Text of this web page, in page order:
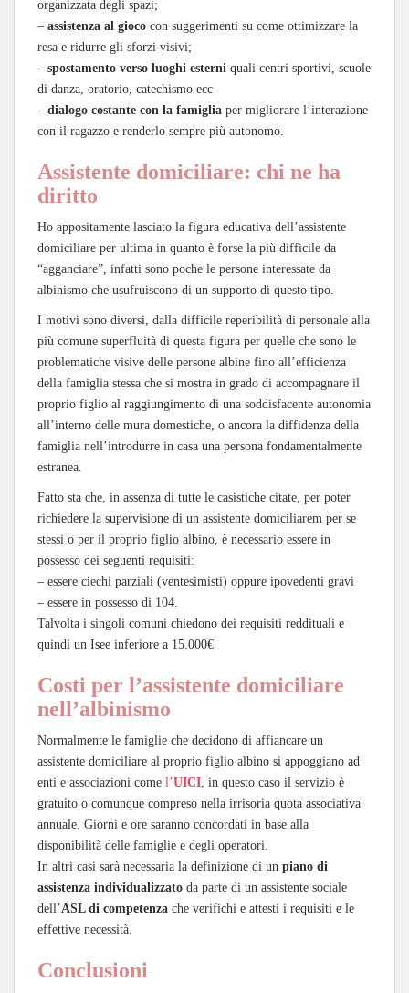
organizzata degli spazi;
– assistenza al gioco con suggerimenti su come ottimizzare la
resa e ridurre gli sforzi visivi;
– spostamento verso luoghi esterni quali centri sportivi, scuole
di danza, oratorio, catechismo ecc
– dialogo costante con la famiglia per migliorare l’interazione
con il ragazzo e renderlo sempre più autonomo.
Assistente domiciliare: chi ne ha
diritto
Ho appositamente lasciato la figura educativa dell’assistente
domiciliare per ultima in quanto è forse la più difficile da
“agganciare”, infatti sono poche le persone interessate da
albinismo che usufruiscono di un supporto di questo tipo.
I motivi sono diversi, dalla difficile reperibilità di personale alla
più comune superfluità di questa figura per quelle che sono le
problematiche visive delle persone albine fino all’efficienza
della famiglia stessa che si mostra in grado di accompagnare il
proprio figlio al raggiungimento di una soddisfacente autonomia
all’interno delle mura domestiche, o ancora la diffidenza della
famiglia nell’introdurre in casa una persona fondamentalmente
estranea.
Fatto sta che, in assenza di tutte le casistiche citate, per poter
richiedere la supervisione di un assistente domiciliarem per se
stessi o per il proprio figlio albino, è necessario essere in
possesso dei seguenti requisiti:
– essere ciechi parziali (ventesimisti) oppure ipovedenti gravi
– essere in possesso di 104.
Talvolta i singoli comuni chiedono dei requisiti reddituali e
quindi un Isee inferiore a 15.000€
Costi per l’assistente domiciliare
nell’albinismo
Normalmente le famiglie che decidono di affiancare un
assistente domiciliare al proprio figlio albino si appoggiano ad
enti e associazioni come l’UICI , in questo caso il servizio è
gratuito o comunque compreso nella irrisoria quota associativa
annuale. Giorni e ore saranno concordati in base alla
disponibilità delle famiglie e degli operatori.
In altri casi sarà necessaria la definizione di un piano di
assistenza individualizzato da parte di un assistente sociale
dell’ASL di competenza che verifichi e attesti i requisiti e le
effettive necessità.
Conclusioni